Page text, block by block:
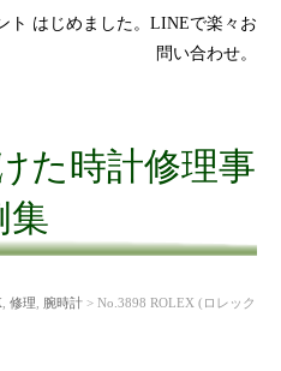
ト はじめました。LINEで楽々お
問い合わせ。
た時計修理事
集
修理 腕時計 > No.3898 ROLEX (ロレック